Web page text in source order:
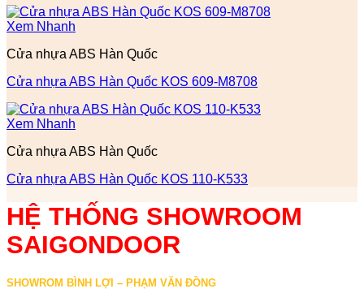
Xem Nhanh
Cửa nhựa ABS Hàn Quốc
Cửa nhựa ABS Hàn Quốc KOS 609-M8708
Xem Nhanh
Cửa nhựa ABS Hàn Quốc
Cửa nhựa ABS Hàn Quốc KOS 110-K533
HỆ THỐNG SHOWROOM
SAIGONDOOR
SHOWROM BÌNH LỢI – PHẠM VĂN ĐỒNG